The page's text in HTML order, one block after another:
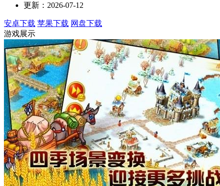
更新：2026-07-12
安卓下载 苹果下载 网盘下载
游戏展示